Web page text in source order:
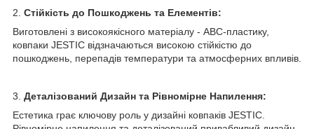
2. Стійкість до Пошкоджень та Елементів:
Виготовлені з високоякісного матеріалу - АВС-пластику,
ковпаки JESTIC відзначаються високою стійкістю до
пошкоджень, перепадів температури та атмосферних впливів.
3. Деталізований Дизайн та Рівномірне Напилення:
Естетика грає ключову роль у дизайні ковпаків JESTIC.